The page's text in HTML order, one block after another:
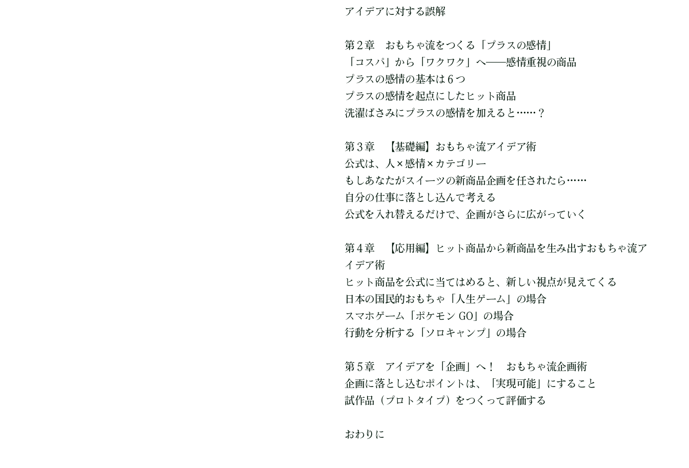
アイデアに対する誤解
第２章 おもちゃ流をつくる「プラスの感情」
「コスパ」から「ワクワク」へ――感情重視の商品
プラスの感情の基本は６つ
プラスの感情を起点にしたヒット商品
洗濯ばさみにプラスの感情を加えると……？
第３章 【基礎編】おもちゃ流アイデア術
公式は、人×感情×カテゴリー
もしあなたがスイーツの新商品企画を任されたら……
自分の仕事に落とし込んで考える
公式を入れ替えるだけで、企画がさらに広がっていく
第４章 【応用編】ヒット商品から新商品を生み出すおもちゃ流ア
イデア術
ヒット商品を公式に当てはめると、新しい視点が見えてくる
日本の国民的おもちゃ「人生ゲーム」の場合
スマホゲーム「ポケモン GO」の場合
行動を分析する「ソロキャンプ」の場合
第５章 アイデアを「企画」へ！ おもちゃ流企画術
企画に落とし込むポイントは、「実現可能」にすること
試作品（プロトタイプ）をつくって評価する
おわりに